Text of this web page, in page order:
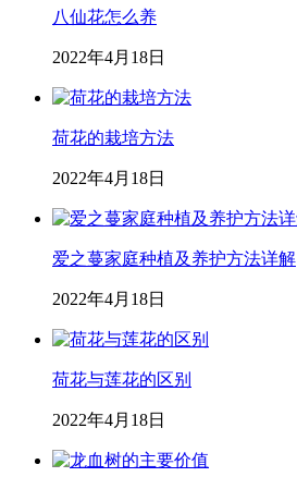
八仙花怎么养
2022年4月18日
荷花的栽培方法
2022年4月18日
爱之蔓家庭种植及养护方法详解
2022年4月18日
荷花与莲花的区别
2022年4月18日